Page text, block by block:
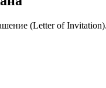
(Letter of